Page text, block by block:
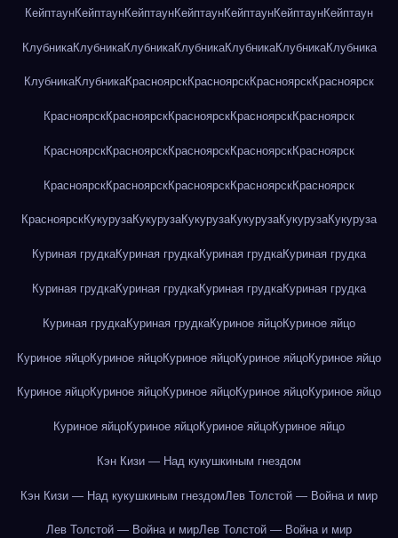
КейптаунКейптаунКейптаунКейптаунКейптаунКейптаунКейптаун
КлубникаКлубникаКлубникаКлубникаКлубникаКлубникаКлубника
КлубникаКлубникаКрасноярскКрасноярскКрасноярскКрасноярск
КрасноярскКрасноярскКрасноярскКрасноярскКрасноярск
КрасноярскКрасноярскКрасноярскКрасноярскКрасноярск
КрасноярскКрасноярскКрасноярскКрасноярскКрасноярск
КрасноярскКукурузаКукурузаКукурузаКукурузаКукурузаКукуруза
Куриная грудкаКуриная грудкаКуриная грудкаКуриная грудка
Куриная грудкаКуриная грудкаКуриная грудкаКуриная грудка
Куриная грудкаКуриная грудкаКуриное яйцоКуриное яйцо
Куриное яйцоКуриное яйцоКуриное яйцоКуриное яйцоКуриное яйцо
Куриное яйцоКуриное яйцоКуриное яйцоКуриное яйцоКуриное яйцо
Куриное яйцоКуриное яйцоКуриное яйцоКуриное яйцо
Кэн Кизи — Над кукушкиным гнездом
Кэн Кизи — Над кукушкиным гнездомЛев Толстой — Война и мир
Лев Толстой — Война и мирЛев Толстой — Война и мир